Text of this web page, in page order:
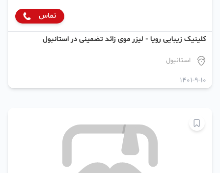
تماس
کلینیک زیبایی رویا - لیزر موی زائد تضمینی در استانبول
استانبول
1401-9-10